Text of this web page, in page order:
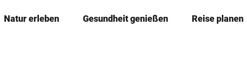
Natur erleben Gesundheit genießen Reise planen